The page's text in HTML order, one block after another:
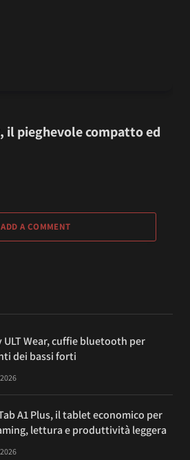
il pieghevole compatto ed
ADD A COMMENT
ULT Wear, cuffie bluetooth per
dei bassi forti
A1 Plus, il tablet economico per
lettura e produttività leggera